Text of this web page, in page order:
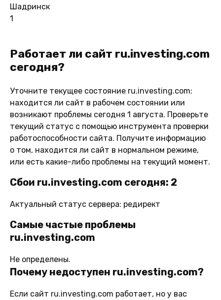
Шадринск
1
Работает ли сайт ru.investing.com
сегодня?
Уточните текущее состояние ru.investing.com:
находится ли сайт в рабочем состоянии или
возникают проблемы сегодня 1 августа. Проверьте
текущий статус с помощью инструмента проверки
работоспособности сайта. Получите информацию
о том, находится ли сайт в нормальном режиме,
или есть какие-либо проблемы на текущий момент.
Сбои ru.investing.com сегодня: 2
Актуальный статус сервера: редирект
Самые частые проблемы
ru.investing.com
Не определены.
Почему недоступен ru.investing.com?
Если сайт ru.investing.com работает, но у вас